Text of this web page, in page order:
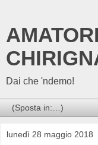
Dai che 'ndemo!
lunedì 28 maggio 2018